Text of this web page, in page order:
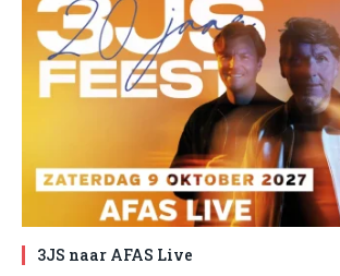
3JS naar AFAS Live